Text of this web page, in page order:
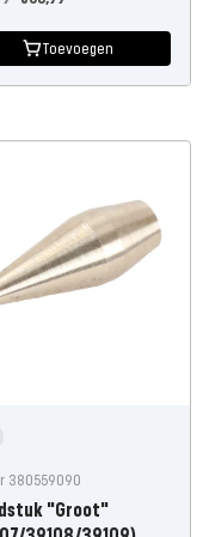
Toevoegen
380559090
"Groot"